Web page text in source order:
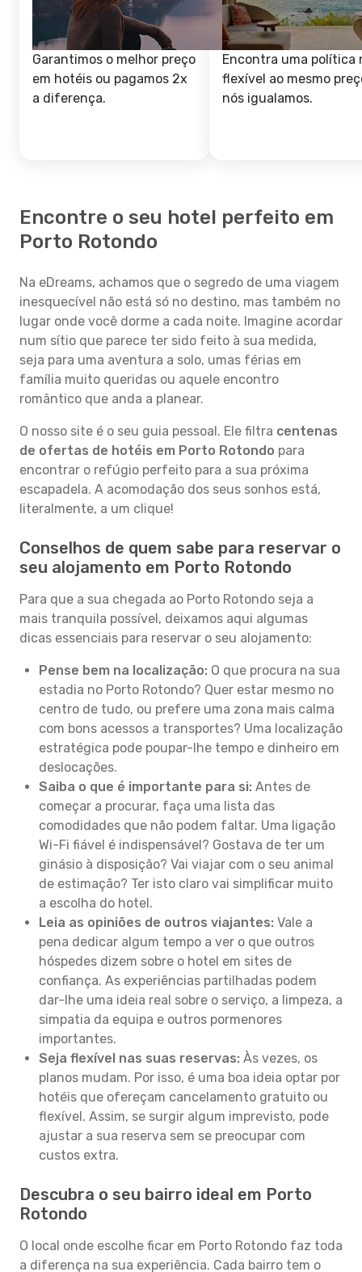
Garantimos o melhor preço
em hotéis ou pagamos 2x
a diferença.
Encontra uma política
flexível ao mesmo
nós igualamos.
Encontre o seu hotel perfeito em
Porto Rotondo
Na eDreams, achamos que o segredo de uma viagem
inesquecível não está só no destino, mas também no
lugar onde você dorme a cada noite. Imagine acordar
num sítio que parece ter sido feito à sua medida,
seja para uma aventura a solo, umas férias em
família muito queridas ou aquele encontro
romântico que anda a planear.
O nosso site é o seu guia pessoal. Ele filtra centenas
de ofertas de hotéis em Porto Rotondo para
encontrar o refúgio perfeito para a sua próxima
escapadela. A acomodação dos seus sonhos está,
literalmente, a um clique!
Conselhos de quem sabe para reservar o
seu alojamento em Porto Rotondo
Para que a sua chegada ao Porto Rotondo seja a
mais tranquila possível, deixamos aqui algumas
dicas essenciais para reservar o seu alojamento:
Pense bem na localização: O que procura na sua
estadia no Porto Rotondo? Quer estar mesmo no
centro de tudo, ou prefere uma zona mais calma
com bons acessos a transportes? Uma localização
estratégica pode poupar-lhe tempo e dinheiro em
deslocações.
Saiba o que é importante para si: Antes de
começar a procurar, faça uma lista das
comodidades que não podem faltar. Uma ligação
Wi-Fi fiável é indispensável? Gostava de ter um
ginásio à disposição? Vai viajar com o seu animal
de estimação? Ter isto claro vai simplificar muito
a escolha do hotel.
Leia as opiniões de outros viajantes: Vale a
pena dedicar algum tempo a ver o que outros
hóspedes dizem sobre o hotel em sites de
confiança. As experiências partilhadas podem
dar-lhe uma ideia real sobre o serviço, a limpeza, a
simpatia da equipa e outros pormenores
importantes.
Seja flexível nas suas reservas: Às vezes, os
planos mudam. Por isso, é uma boa ideia optar por
hotéis que ofereçam cancelamento gratuito ou
flexível. Assim, se surgir algum imprevisto, pode
ajustar a sua reserva sem se preocupar com
custos extra.
Descubra o seu bairro ideal em Porto
Rotondo
O local onde escolhe ficar em Porto Rotondo faz toda
a diferença na sua experiência. Cada bairro tem o